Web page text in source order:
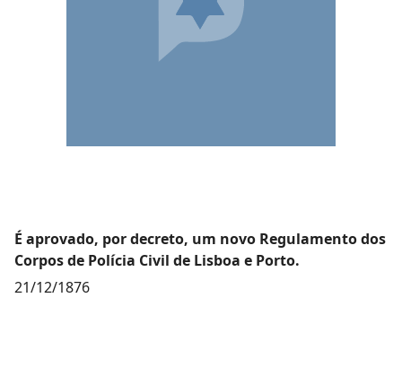
É aprovado, por decreto, um novo Regulamento dos
Corpos de Polícia Civil de Lisboa e Porto.
21/12/1876